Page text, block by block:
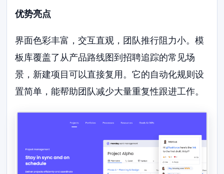
优势亮点
界面色彩丰富，交互直观，团队推行阻力小。模
板库覆盖了从产品路线图到招聘追踪的常见场
景，新建项目可以直接复用。它的自动化规则设
置简单，能帮助团队减少大量重复性跟进工作。